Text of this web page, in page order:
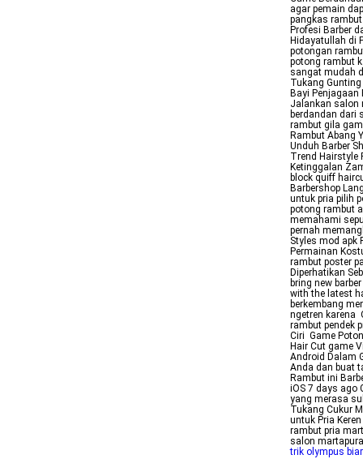
agar pemain
pangkas
Profesi Barber
Hidayatullah di
potongan
potong rambut
sangat mudah
Tukang
Bayi Penjagaan
Jalankan salon
berdandan dari
rambut gila
Rambut Abang
Unduh Barber
Trend Hairstyle
Ketinggalan
block quiff
Barbershop
untuk pria pilih
potong rambut
memahami
pernah
Styles mod apk
Permainan
rambut poster
Diperhatikan
bring new
with the latest
berkembang
ngetren karena
rambut pendek
Ciri Game
Hair Cut game
Android Dalam
Anda dan buat
Rambut ini
iOS 7 days ago
yang merasa
Tukang Cukur
untuk Pria
rambut pria
salon
trik olympus